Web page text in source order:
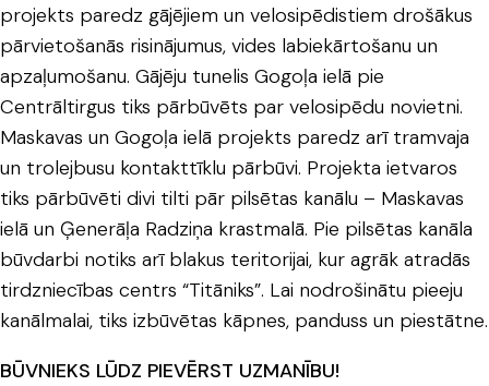
projekts paredz gājējiem un velosipēdistiem drošākus
pārvietošanās risinājumus, vides labiekārtošanu un
apzaļumošanu. Gājēju tunelis Gogoļa ielā pie
Centrāltirgus tiks pārbūvēts par velosipēdu novietni.
Maskavas un Gogoļa ielā projekts paredz arī tramvaja
un trolejbusu kontakttīklu pārbūvi. Projekta ietvaros
tiks pārbūvēti divi tilti pār pilsētas kanālu – Maskavas
ielā un Ģenerāļa Radziņa krastmalā. Pie pilsētas kanāla
būvdarbi notiks arī blakus teritorijai, kur agrāk atradās
tirdzniecības centrs “Titāniks”. Lai nodrošinātu pieeju
kanālmalai, tiks izbūvētas kāpnes, panduss un piestātne.
BŪVNIEKS LŪDZ PIEVĒRST UZMANĪBU!